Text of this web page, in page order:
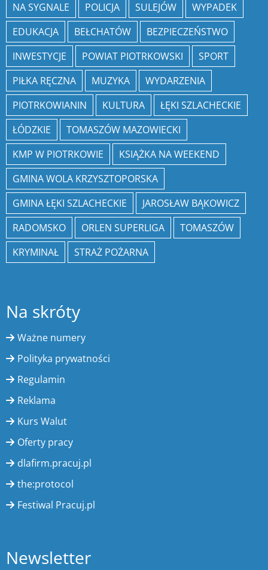
NA SYGNALE
POLICJA SULEJÓW
WYPADEK
EDUKACJA
BEŁCHATÓW
BEZPIECZEŃSTWO
INWESTYCJE
POWIAT PIOTRKOWSKI
SPORT
PIŁKA RĘCZNA
MUZYKA
WYDARZENIA
PIOTRKOWIANIN
KULTURA
ŁĘKI SZLACHECKIE
ŁÓDZKIE
TOMASZÓW MAZOWIECKI
KMP W PIOTRKOWIE
KSIĄŻKA NA WEEKEND
GMINA WOLA KRZYSZTOPORSKA
GMINA ŁĘKI SZLACHECKIE
JAROSŁAW BĄKOWICZ
RADOMSKO
ORLEN SUPERLIGA
TOMASZÓW
KRYMINAŁ
STRAŻ POŻARNA
Na skróty
Ważne numery
Polityka prywatności
Regulamin
Reklama
Kurs Walut
Oferty pracy
dlafirm.pracuj.pl
the:protocol
Festiwal Pracuj.pl
Newsletter